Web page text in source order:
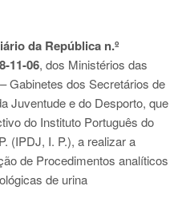
da República n.º
11-06, dos Ministérios das
Gabinetes dos Secretários de
Juventude e do Desporto, que
do Instituto Português do
(IPDJ, I. P.), a realizar a
de Procedimentos analíticos
de urina